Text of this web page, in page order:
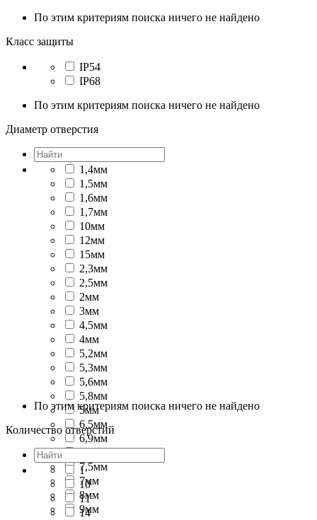
По этим критериям поиска ничего не найдено
Класс защиты
IP54
IP68
По этим критериям поиска ничего не найдено
Диаметр отверстия
1,4мм
1,5мм
1,6мм
1,7мм
10мм
12мм
15мм
2,3мм
2,5мм
2мм
3мм
4,5мм
4мм
5,2мм
5,3мм
5,6мм
5,8мм
5мм
6,5мм
6,9мм
6мм
7,5мм
7мм
8мм
9мм
По этим критериям поиска ничего не найдено
Количество отверстий
1
10
11
14